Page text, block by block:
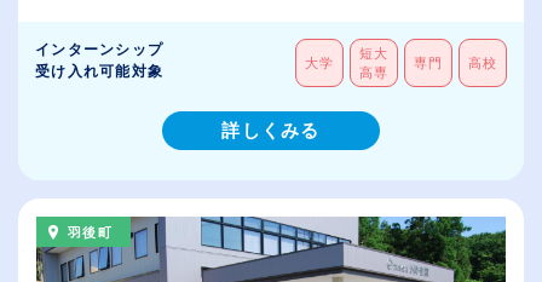
インターンシップ
受け入れ可能対象
大学
短大
高専
専門 高校
詳しくみる
羽後町